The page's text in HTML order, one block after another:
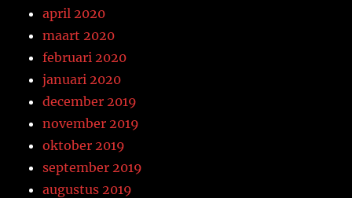
april 2020
maart 2020
februari 2020
januari 2020
december 2019
november 2019
oktober 2019
september 2019
augustus 2019